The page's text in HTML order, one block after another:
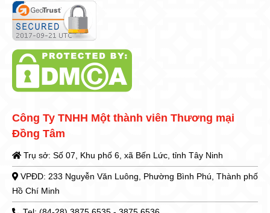
Công Ty TNHH Một thành viên Thương mại
Đồng Tâm
Trụ sở: Số 07, Khu phố 6, xã Bến Lức, tỉnh Tây Ninh
VPĐD: 233 Nguyễn Văn Luông, Phường Bình Phú, Thành phố
Hồ Chí Minh